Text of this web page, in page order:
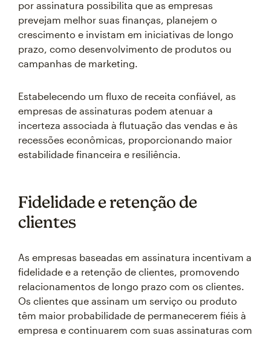
por assinatura possibilita que as empresas
prevejam melhor suas finanças, planejem o
crescimento e invistam em iniciativas de longo
prazo, como desenvolvimento de produtos ou
campanhas de marketing.
Estabelecendo um fluxo de receita confiável, as
empresas de assinaturas podem atenuar a
incerteza associada à flutuação das vendas e às
recessões econômicas, proporcionando maior
estabilidade financeira e resiliência.
Fidelidade e retenção de
clientes
As empresas baseadas em assinatura incentivam a
fidelidade e a retenção de clientes, promovendo
relacionamentos de longo prazo com os clientes.
Os clientes que assinam um serviço ou produto
têm maior probabilidade de permanecerem fiéis à
empresa e continuarem com suas assinaturas com